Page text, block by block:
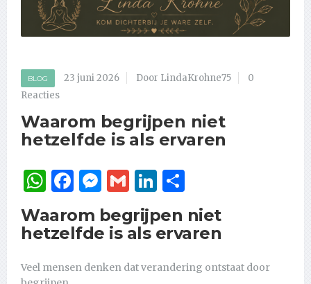
BLOG 23 juni 2026 Door LindaKrohne75
0
Reacties
Waarom begrijpen niet
hetzelfde is als ervaren
WhatsApp
Facebook
Messenger
GmailLinkedIn
Waarom begrijpen niet
hetzelfde is als ervaren
Veel mensen denken dat verandering ontstaat door